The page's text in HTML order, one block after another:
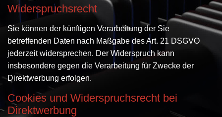
Widerspruchsrecht
Sie können der künftigen Verarbeitung der Sie
betreffenden Daten nach Maßgabe des Art. 21 DSGVO
jederzeit widersprechen. Der Widerspruch kann
insbesondere gegen die Verarbeitung für Zwecke der
Direktwerbung erfolgen.
Cookies und Widerspruchsrecht bei
Direktwerbung